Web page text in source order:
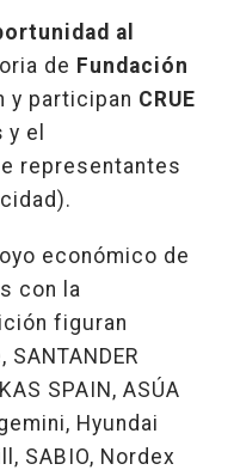
al
de Fundación
y participan CRUE
y el
representantes
económico de
con la
figuran
SPAIN, ASÚA
Hyundai
SABIO, Nordex